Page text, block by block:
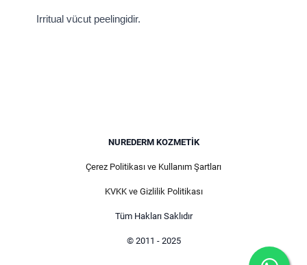
Irritual vücut peelingidir.
NUREDERM KOZMETIK
Çerez Politikası ve Kullanım Şartları
KVKK ve Gizlilik Politikası
Tüm Hakları Saklıdır
© 2011 - 2025